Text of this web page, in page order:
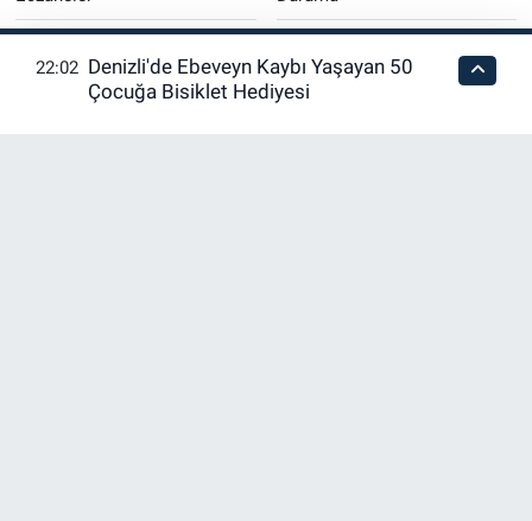
Merkezefendi Trafik
Yoğunluk Haritası
Puan Durumu ve Fikstür
22:02 Denizli'de Ebeveyn Kaybı Yaşayan 50
Çocuğa Bisiklet Hediyesi